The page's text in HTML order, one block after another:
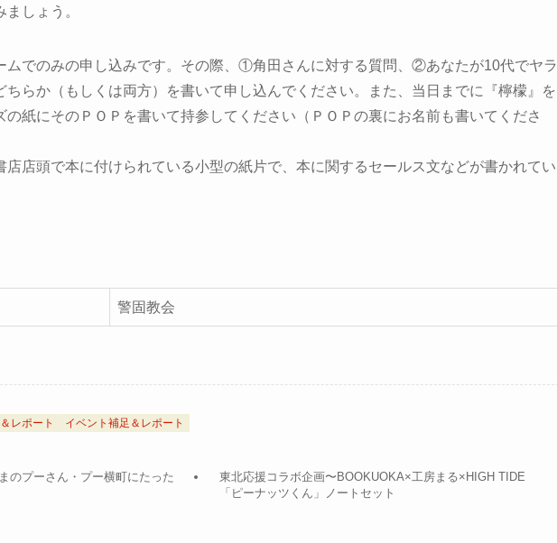
しょう。
ムでのみの申し込みです。その際、①角田さんに対する質問、②あなたが10代でヤラ
ちらか（もしくは両方）を書いて申し込んでください。また、当日までに『檸檬』を
の紙にそのＰＯＰを書いて持参してください（ＰＯＰの裏にお名前も書いてくださ
店店頭で本に付けられている小型の紙片で、本に関するセールス文などが書かれてい
警固教会
レポート イベント補足＆レポート
プーさん・プー横町にたった
東北応援コラボ企画〜BOOKUOKA×工房まる×HIGH TIDE
「ピーナッツくん」ノートセット